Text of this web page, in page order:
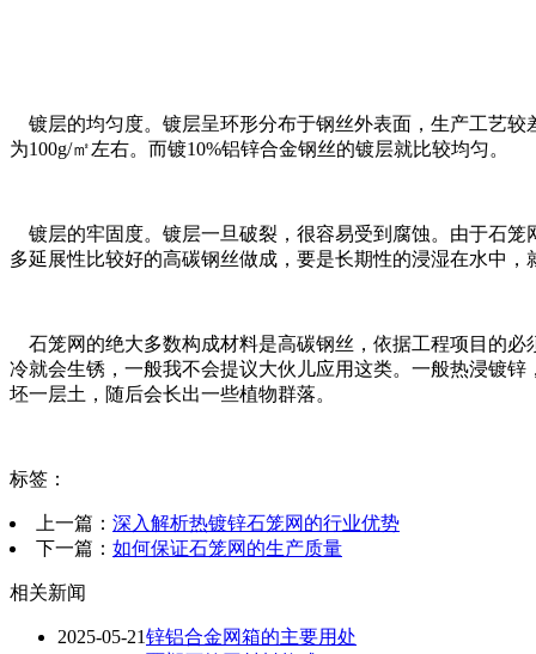
镀层的均匀度。镀层呈环形分布于钢丝外表面，生产工艺较
为100g/㎡左右。而镀10%铝锌合金钢丝的镀层就比较均匀。
镀层的牢固度。镀层一旦破裂，很容易受到腐蚀。由于石笼
多延展性比较好的高碳钢丝做成，要是长期性的浸湿在水中
石笼网的绝大多数构成材料是高碳钢丝，依据工程项目的必
冷就会生锈，一般我不会提议大伙儿应用这类。一般热浸镀
坯一层土，随后会长出一些植物群落。
标签：
上一篇： 深入解析热镀锌石笼网的行业优势
下一篇： 如何保证石笼网的生产质量
相关新闻
2025-05-21锌铝合金网箱的主要用处